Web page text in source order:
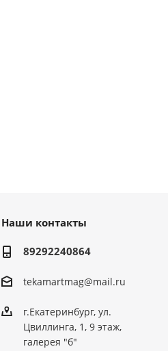
Наши контакты
89292240864
tekamartmag@mail.ru
г.Екатеринбург, ул.
Цвиллинга, 1, 9 этаж,
галерея "б"